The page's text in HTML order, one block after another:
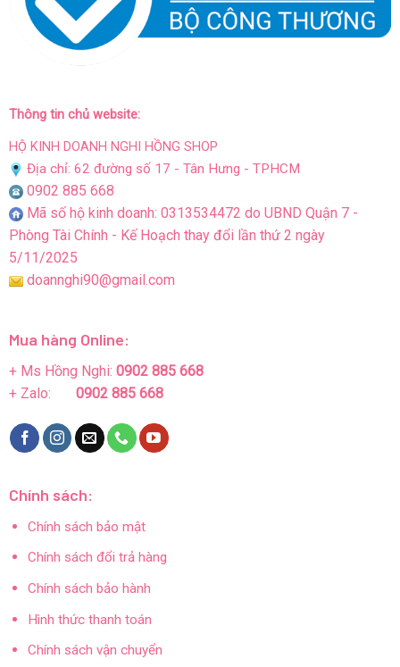
Thông tin chủ website:
HỘ KINH DOANH NGHI HỒNG SHOP
Địa chỉ: 62 đường số 17 - Tân Hưng - TPHCM
0902 885 668
Mã số hộ kinh doanh: 0313534472 do UBND Quận 7 -
Phòng Tài Chính - Kế Hoạch thay đổi lần thứ 2 ngày
5/11/2025
doannghi90@gmail.com
Mua hàng Online:
+ Ms Hồng Nghi: 0902 885 668
+ Zalo: 0902 885 668
Chính sách:
Chính sách bảo mật
Chính sách đổi trả hàng
Chính sách bảo hành
Hình thức thanh toán
Chính sách vận chuyển